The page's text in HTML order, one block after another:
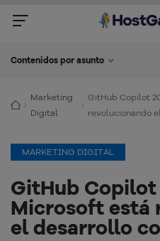
Contenidos por asunto
Marketing
Digital
GitHub Copilot
revolucionando
MARKETING DIGITAL
GitHub Copilot
Microsoft está
el desarrollo